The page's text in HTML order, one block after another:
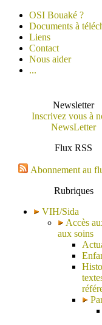
OSI Bouaké ?
Documents à
Liens
Contact
Nous aider
...
Newsletter
Inscrivez vous à
NewsLetter
Flux RSS
Abonnement au
Rubriques
VIH/Sida
Accès
aux soins